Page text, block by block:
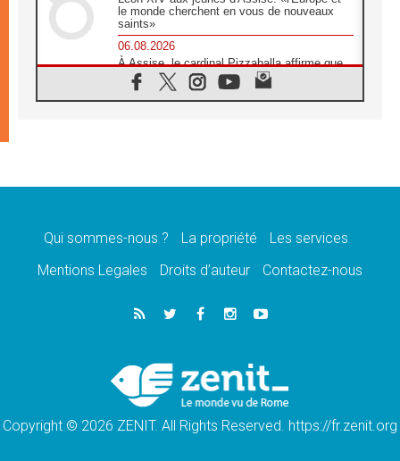
le monde cherchent en vous de nouveaux
saints»
06.08.2026
À Assise, le cardinal Pizzaballa affirme que
«les chrétiens veulent la paix»
06.08.2026
message de paix et de dignité humaine»
«La visite du Pape en Uruguay renforcera
05.08.2026
Le nonce en Ukraine: «Il est inquiétant
Léon XIV au Pérou, une lueur d'espoir pour
un peuple en quête de paix
Qui sommes-nous ? La propriété
Les services
Mentions Legales
Droits d’auteur Contactez-nous
Copyright © 2026 ZENIT. All Rights Reserved. https://fr.zenit.org